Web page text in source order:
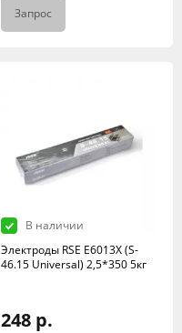
Запрос
В наличии
Электроды RSE Е6013X (S-
46.15 Universal) 2,5*350 5кг
248 р.